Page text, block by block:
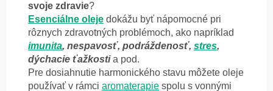
svoje zdravie?
Esenciálne oleje dokážu byť nápomocné pri
rôznych zdravotných problémoch, ako napríklad
imunita, nespavosť, podráždenosť, stres,
dýchacie ťažkostia pod.
Pre dosiahnutie harmonického stavu môžete oleje
používať v rámci aromaterapie spolu s vonnými